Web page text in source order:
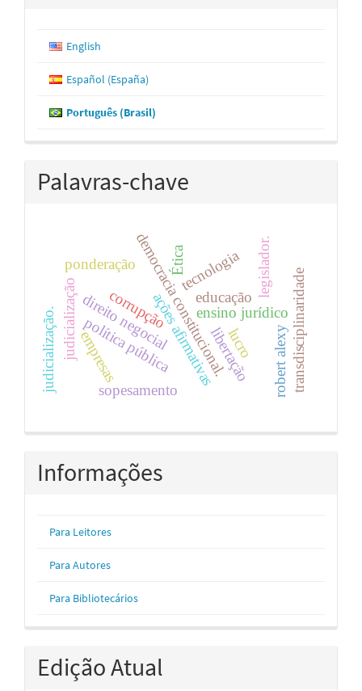
English
Español (España)
Português (Brasil)
Palavras-chave
direito negocialdemocracia constitucional.libertação
ensino jurídico transdisciplinaridade
educação
judicializaçãopolítica pública
tecnologia legislador.
robert alexy
ponderação
ações afirmativas
empresas lucro
Ética
corrupção
judicialização. sopesamento
Informações
Para Leitores
Para Autores
Para Bibliotecários
Edição Atual